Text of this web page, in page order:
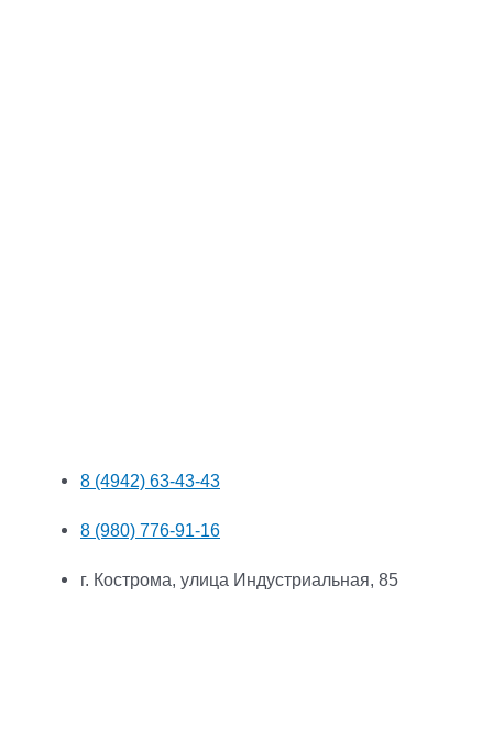
8 (4942) 63-43-43
8 (980) 776-91-16
г. Кострома, улица Индустриальная, 85